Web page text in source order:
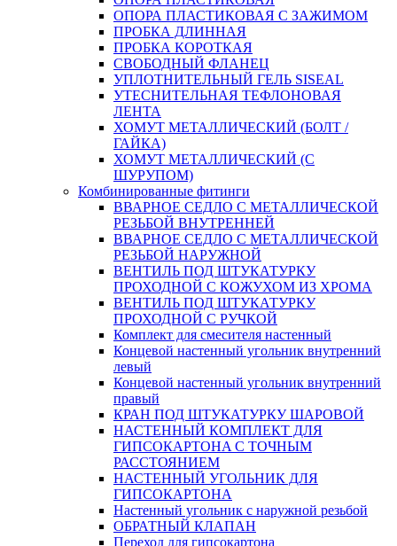
ОПОРА ПЛАСТИКОВАЯ С ЗАЖИМОМ
ПРОБКА ДЛИННАЯ
ПРОБКА КОРОТКАЯ
СВОБОДНЫЙ ФЛАНЕЦ
УПЛОТНИТЕЛЬНЫЙ ГЕЛЬ SISEAL
УТЕСНИТЕЛЬНАЯ ТЕФЛОНОВАЯ
ЛЕНТА
ХОМУТ МЕТАЛЛИЧЕСКИЙ (БОЛТ /
ГАЙКА)
ХОМУТ МЕТАЛЛИЧЕСКИЙ (С
ШУРУПОМ)
Комбинированные фитинги
ВВАРНОЕ СЕДЛО С МЕТАЛЛИЧЕСКОЙ
РЕЗЬБОЙ ВНУТРЕННЕЙ
ВВАРНОЕ СЕДЛО С МЕТАЛЛИЧЕСКОЙ
РЕЗЬБОЙ НАРУЖНОЙ
ВЕНТИЛЬ ПОД ШТУКАТУРКУ
ПРОХОДНОЙ С КОЖУХОМ ИЗ ХРОМА
ВЕНТИЛЬ ПОД ШТУКАТУРКУ
ПРОХОДНОЙ С РУЧКОЙ
Комплект для смесителя настенный
Концевой настенный угольник внутренний
левый
Концевой настенный угольник внутренний
правый
КРАН ПОД ШТУКАТУРКУ ШАРОВОЙ
НАСТЕННЫЙ КОМПЛЕКТ ДЛЯ
ГИПСОКАРТОНA С ТОЧНЫМ
РАССТОЯНИЕМ
НАСТЕННЫЙ УГОЛЬНИК ДЛЯ
ГИПСОКАРТОНА
Настенный угольник с наружной резьбой
ОБРАТНЫЙ КЛАПАН
Переход для гипсокартона